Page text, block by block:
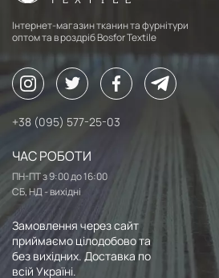
Інтернет-магазин тканин та фурнітури
оптом та в роздріб Bosfor Textile
+38 (095) 577-25-03
ЧАС РОБОТИ
ПН-ПТ з 9:00 до 16:00
СБ, НД - вихідні
Замовлення через сайт
приймаємо цілодобово та
без вихідних. Доставка по
всій Україні.